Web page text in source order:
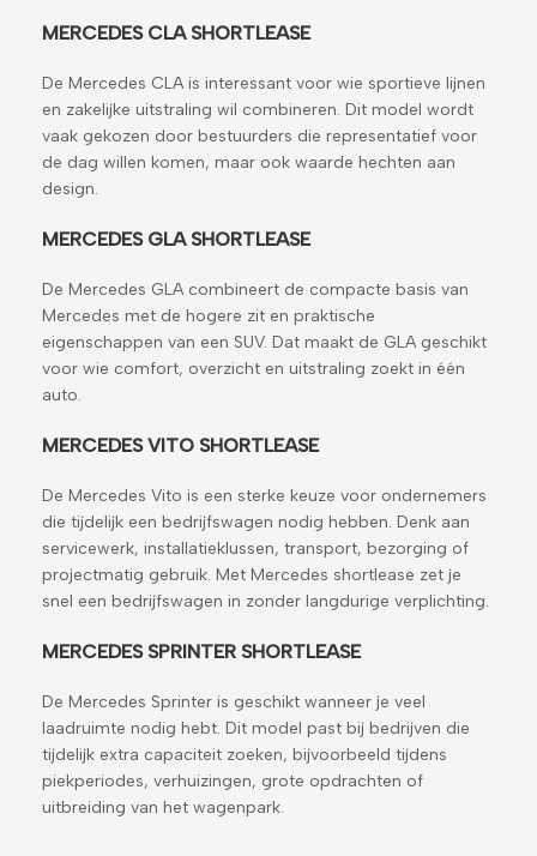
MERCEDES CLA SHORTLEASE
De Mercedes CLA is interessant voor wie sportieve lijnen
en zakelijke uitstraling wil combineren. Dit model wordt
vaak gekozen door bestuurders die representatief voor
de dag willen komen, maar ook waarde hechten aan
design.
MERCEDES GLA SHORTLEASE
De Mercedes GLA combineert de compacte basis van
Mercedes met de hogere zit en praktische
eigenschappen van een SUV. Dat maakt de GLA geschikt
voor wie comfort, overzicht en uitstraling zoekt in één
auto.
MERCEDES VITO SHORTLEASE
De Mercedes Vito is een sterke keuze voor ondernemers
die tijdelijk een bedrijfswagen nodig hebben. Denk aan
servicewerk, installatieklussen, transport, bezorging of
projectmatig gebruik. Met Mercedes shortlease zet je
snel een bedrijfswagen in zonder langdurige verplichting.
MERCEDES SPRINTER SHORTLEASE
De Mercedes Sprinter is geschikt wanneer je veel
laadruimte nodig hebt. Dit model past bij bedrijven die
tijdelijk extra capaciteit zoeken, bijvoorbeeld tijdens
piekperiodes, verhuizingen, grote opdrachten of
uitbreiding van het wagenpark.